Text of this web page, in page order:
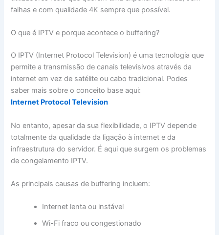
falhas e com qualidade 4K sempre que possível.
O que é IPTV e porque acontece o buffering?
O IPTV (Internet Protocol Television) é uma tecnologia que
permite a transmissão de canais televisivos através da
internet em vez de satélite ou cabo tradicional. Podes
saber mais sobre o conceito base aqui:
Internet Protocol Television
No entanto, apesar da sua flexibilidade, o IPTV depende
totalmente da qualidade da ligação à internet e da
infraestrutura do servidor. É aqui que surgem os problemas
de congelamento IPTV.
As principais causas de buffering incluem:
Internet lenta ou instável
Wi-Fi fraco ou congestionado